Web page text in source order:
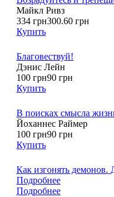
Майкл Ривз
334 грн300.60 грн
Купить
Благовествуй!
Дэнис Лейн
100 грн90 грн
Купить
В поисках смысла
Йоханнес Раймер
100 грн90 грн
Купить
Как изгонять
Подробнее
Подробнее